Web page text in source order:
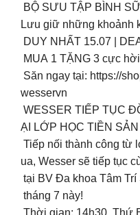
BỘ SƯU TẬP BÌNH
Lưu giữ những khoảnh
DUY NHẤT 15.07 |
MUA 1 TẶNG 3 cực
Săn ngay tại: https://
wesservn
WESSER TIẾP TỤC
ẠI LỚP HỌC TIỀN
Tiếp nối thành công từ
ua, Wesser sẽ tiếp tục
tại BV Đa khoa Tâm
tháng 7 này!
Thời gian: 14h30 Thứ